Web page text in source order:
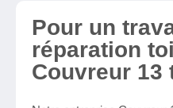
Pour un
réparation
Couvreur 13